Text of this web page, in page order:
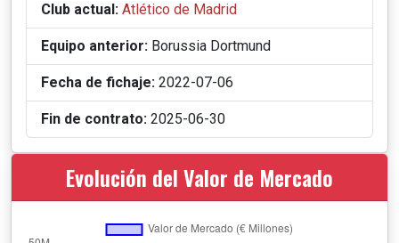
Club actual: Atlético de Madrid
Equipo anterior: Borussia Dortmund
Fecha de fichaje: 2022-07-06
Fin de contrato: 2025-06-30
Evolución del Valor de Mercado